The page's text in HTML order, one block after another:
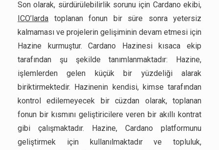
Son olarak, sürdürülebilirlik sorunu için Cardano ekibi,
ICO’larda toplanan fonun bir süre sonra yetersiz
kalmaması ve projelerin gelişiminin devam etmesi için
Hazine kurmuştur. Cardano Hazinesi kısaca ekip
tarafından şu şekilde tanımlanmaktadır: Hazine,
işlemlerden gelen küçük bir yüzdeliği alarak
biriktirmektedir. Hazinenin kendisi, kimse tarafından
kontrol edilemeyecek bir cüzdan olarak, toplanan
fonun bir kısmını geliştiricilere veren bir akıllı kontrat
gibi çalışmaktadır. Hazine, Cardano platformunu
geliştirmek için kullanılmaktadır ve topluluk,